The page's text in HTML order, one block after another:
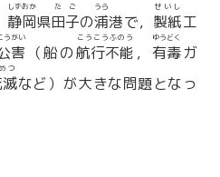
静岡
しずおか
県田子
たご
の浦
うら
港で， 製紙
せいし
工
害
うがい
（船の航行不能
こうこうふのう
， 有毒
ゆうどく
ガ
つ
など）が大きな問題となっ